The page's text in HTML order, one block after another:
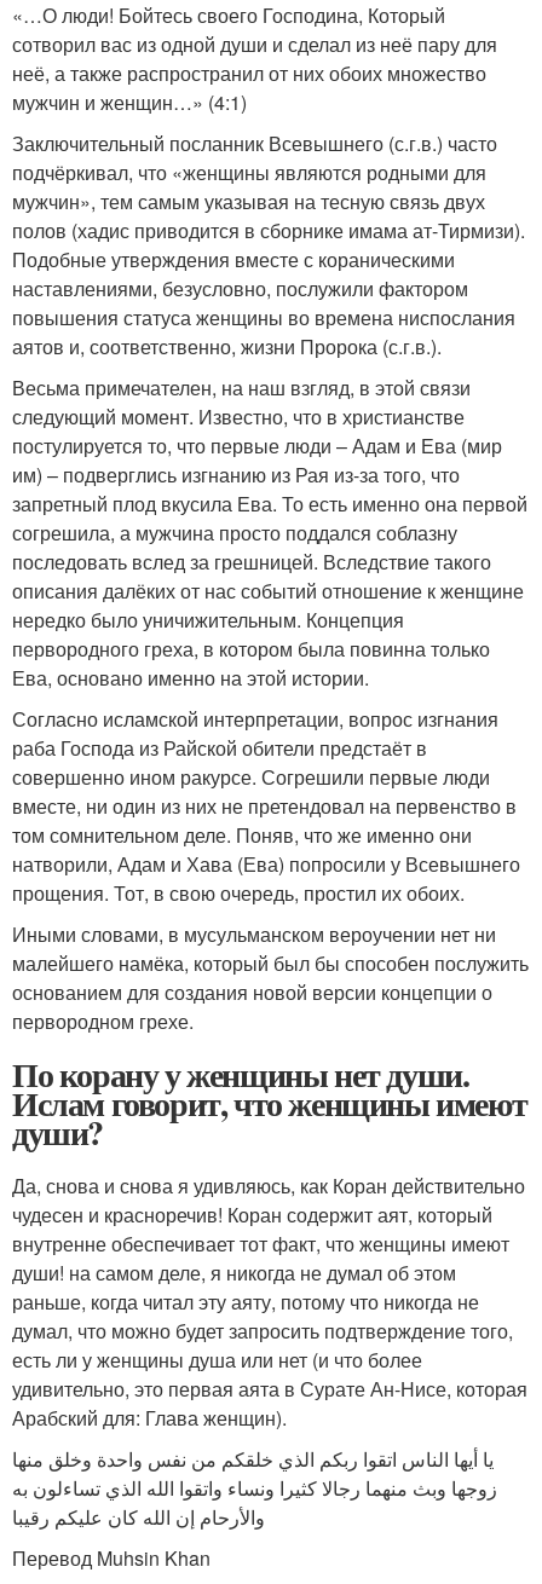
«…О люди! Бойтесь своего Господина, Который
сотворил вас из одной души и сделал из неё пару для
неё, а также распространил от них обоих множество
мужчин и женщин…» (4:1)
Заключительный посланник Всевышнего (с.г.в.) часто
подчёркивал, что «женщины являются родными для
мужчин», тем самым указывая на тесную связь двух
полов (хадис приводится в сборнике имама ат-Тирмизи).
Подобные утверждения вместе с кораническими
наставлениями, безусловно, послужили фактором
повышения статуса женщины во времена ниспослания
аятов и, соответственно, жизни Пророка (с.г.в.).
Весьма примечателен, на наш взгляд, в этой связи
следующий момент. Известно, что в христианстве
постулируется то, что первые люди – Адам и Ева (мир
им) – подверглись изгнанию из Рая из-за того, что
запретный плод вкусила Ева. То есть именно она первой
согрешила, а мужчина просто поддался соблазну
последовать вслед за грешницей. Вследствие такого
описания далёких от нас событий отношение к женщине
нередко было уничижительным. Концепция
первородного греха, в котором была повинна только
Ева, основано именно на этой истории.
Согласно исламской интерпретации, вопрос изгнания
раба Господа из Райской обители предстаёт в
совершенно ином ракурсе. Согрешили первые люди
вместе, ни один из них не претендовал на первенство в
том сомнительном деле. Поняв, что же именно они
натворили, Адам и Хава (Ева) попросили у Всевышнего
прощения. Тот, в свою очередь, простил их обоих.
Иными словами, в мусульманском вероучении нет ни
малейшего намёка, который был бы способен послужить
основанием для создания новой версии концепции о
первородном грехе.
По корану у женщины нет души.
Ислам говорит, что женщины имеют
души?
Да, снова и снова я удивляюсь, как Коран действительно
чудесен и красноречив! Коран содержит аят, который
внутренне обеспечивает тот факт, что женщины имеют
души! на самом деле, я никогда не думал об этом
раньше, когда читал эту аяту, потому что никогда не
думал, что можно будет запросить подтверждение того,
есть ли у женщины душа или нет (и что более
удивительно, это первая аята в Сурате Ан-Нисе, которая
Арабский для: Глава женщин).
يا أيها الناس اتقوا ربكم الذي خلقكم من نفس واحدة وخلق منها
زوجها وبث منهما رجالا كثيرا ونساء واتقوا الله الذي تساءلون به
والأرحام إن الله كان عليكم رقيبا
Перевод Muhsin Khan